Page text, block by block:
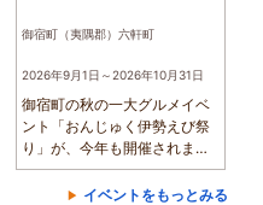
御宿町（夷隅郡）六軒町
2026年9月1日～2026年10月31日
御宿町の秋の一大グルメイベ
ント「おんじゅく伊勢えび祭
り」が、今年も開催されま
す。期間中は、...
イベントをもっとみる